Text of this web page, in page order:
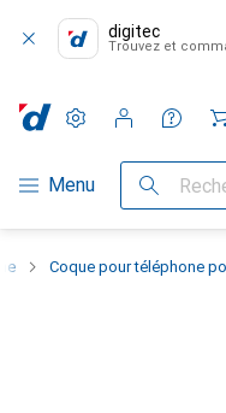
digitec
Trouvez et
Navigation par catégorie
Menu Recherche
Paramètres
Compte client
Listes de
Listes d'envies
Panier
Coque pour téléphone